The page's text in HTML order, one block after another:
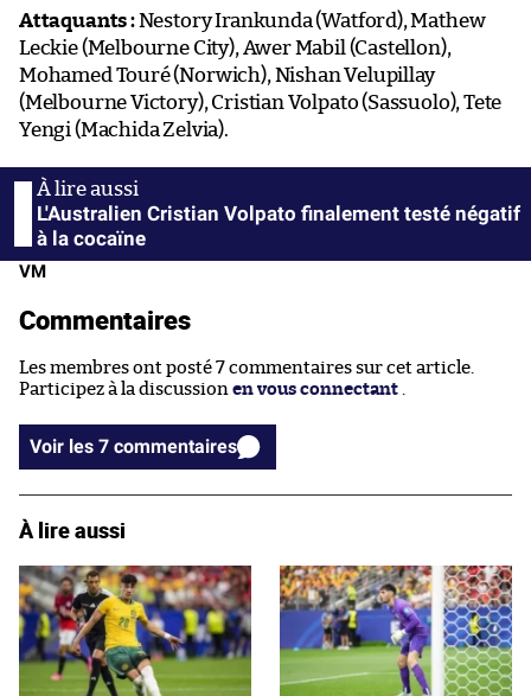
Attaquants :Nestory Irankunda (Watford), Mathew
Leckie (Melbourne City), Awer Mabil (Castellon),
Mohamed Touré (Norwich), Nishan Velupillay
(Melbourne Victory), Cristian Volpato (Sassuolo), Tete
Yengi (Machida Zelvia).
L'Australien Cristian Volpato finalement testé négatif
à la cocaïne
VM
Commentaires
Les membres ont posté 7 commentaires sur cet article.
Participez à la discussion en vous connectant
Voir les 7 commentaires
À lire aussi